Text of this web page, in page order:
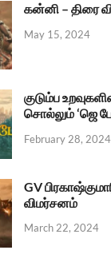
கன்னி – திரை
May 15, 2024
குடும்ப
சொல்லும் ‘ஜெ
February 28, 2024
GV
விமர்சனம்
March 22, 2024